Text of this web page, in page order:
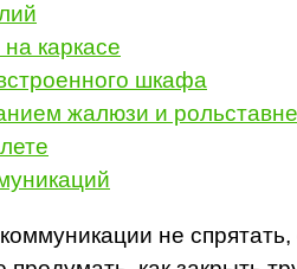
каркасе
шкафа
жалюзи и
не спрятать,